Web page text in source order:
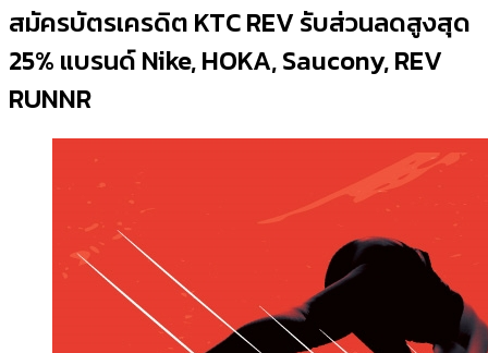
สมัครบัตรเครดิต KTC REV รับส่วนลดสูงสุด
25% แบรนด์ Nike, HOKA, Saucony, REV
RUNNR